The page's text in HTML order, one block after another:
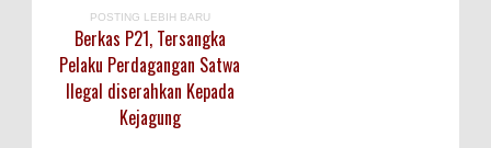
POSTING LEBIH BARU
Berkas P21, Tersangka
Pelaku Perdagangan Satwa
Ilegal diserahkan Kepada
Kejagung